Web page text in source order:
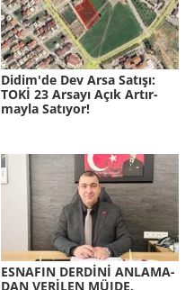
Didim'de Dev Arsa Sa­tı­şı:
TOKİ 23 Ar­sa­yı Açık Ar­tır­
may­la Sa­tı­yor!
ES­NA­FIN DERDİNİ AN­LA­MA­
DAN VERİLEN MÜJDE,